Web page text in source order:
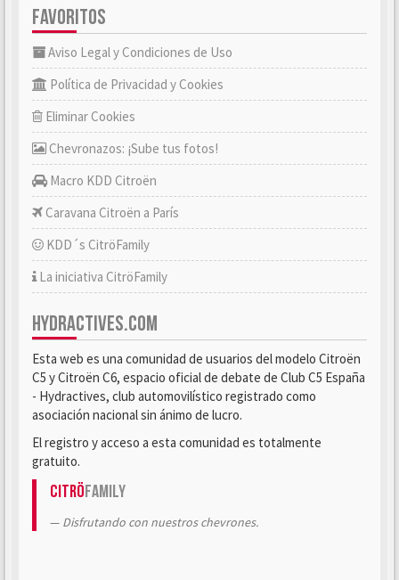
FAVORITOS
Aviso Legal y Condiciones de Uso
Política de Privacidad y Cookies
Eliminar Cookies
Chevronazos: ¡Sube tus fotos!
Macro KDD Citroën
Caravana Citroën a París
KDD´s CitröFamily
La iniciativa CitröFamily
HYDRACTIVES.COM
Esta web es una comunidad de usuarios del modelo Citroën
C5 y Citroën C6, espacio oficial de debate de Club C5 España
- Hydractives, club automovilístico registrado como
asociación nacional sin ánimo de lucro.
El registro y acceso a esta comunidad es totalmente
gratuito.
CitröFamily
Disfrutando con nuestros chevrones.